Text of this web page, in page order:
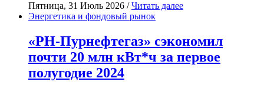
Пятница, 31 Июль 2026 /Читать далее
Энергетика и фондовый рынок
«РН-Пурнефтегаз» сэкономил
почти 20 млн кВт*ч за первое
полугодие 2024